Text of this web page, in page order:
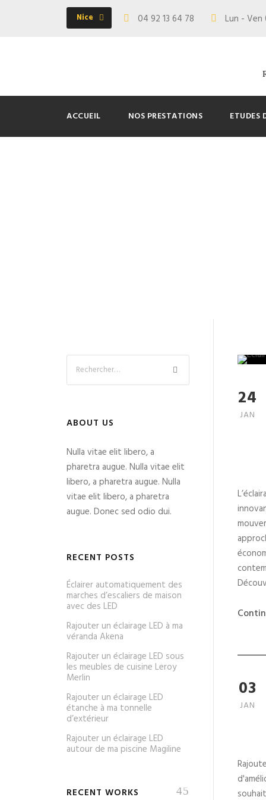
Nice 04 92 13 64 78 Lun - Ven
ACCUEIL NOS PRESTATIONS ETUDES
24
JAN
03
JAN
ABOUT US
Nulla vitae elit libero, a
pharetra augue. Nulla vitae elit
libero, a pharetra augue. Nulla
vitae elit libero, a pharetra
augue. Donec sed odio dui.
RECENT POSTS
Éclairer automatiquement des
marches d’escaliers de maison
avec des LED
Rajouter un éclairage LED à ma
véranda Akena
Rajouter un éclairage LED sous
les meubles de cuisine Leroy
Merlin
Rajouter un éclairage LED
étanche à ma tonnelle
d’extérieur
Rajouter un éclairage LED
autour de ma piscine Magiline
RECENT WORKS